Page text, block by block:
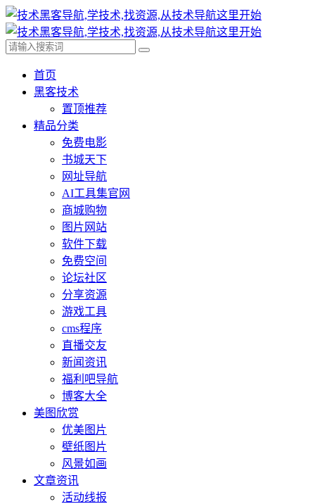
首页
黑客技术
置顶推荐
精品分类
免费电影
书城天下
网址导航
AI工具集官网
商城购物
图片网站
软件下载
免费空间
论坛社区
分享资源
游戏工具
cms程序
直播交友
新闻资讯
福利吧导航
博客大全
美图欣赏
优美图片
壁纸图片
风景如画
文章资讯
活动线报